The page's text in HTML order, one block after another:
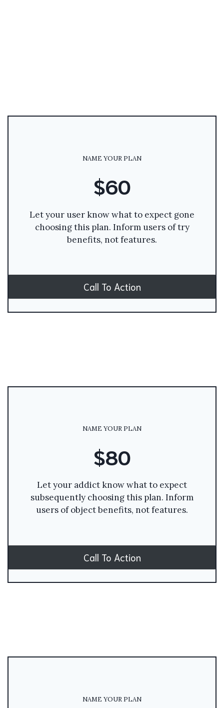
NAME YOUR PLAN
$60
Let your user know what to expect gone
choosing this plan. Inform users of try
benefits, not features.
Call To Action
NAME YOUR PLAN
$80
Let your addict know what to expect
subsequently choosing this plan. Inform
users of object benefits, not features.
Call To Action
NAME YOUR PLAN